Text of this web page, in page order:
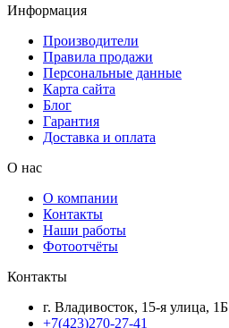
Информация
Производители
Правила продажи
Персональные данные
Карта сайта
Блог
Гарантия
Доставка и оплата
О нас
О компании
Контакты
Наши работы
Фотоотчёты
Контакты
г. Владивосток, 15-я улица, 1Б
+7(423)270-27-41